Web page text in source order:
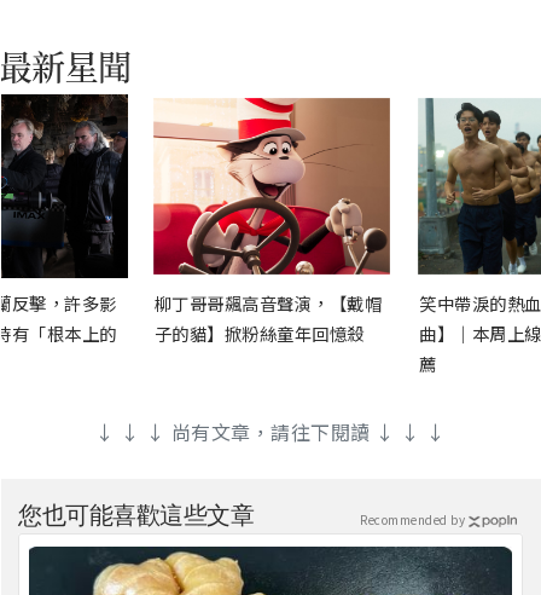
反擊，許多影
有「根本上的
柳丁哥哥飆高音聲演，【戴帽
子的貓】掀粉絲童年回憶殺
笑中帶淚的熱
曲】｜本周上
薦
↓ ↓ ↓ 尚有文章，請往下閱讀 ↓ ↓ ↓
您也可能喜歡這些文章 Recommended by